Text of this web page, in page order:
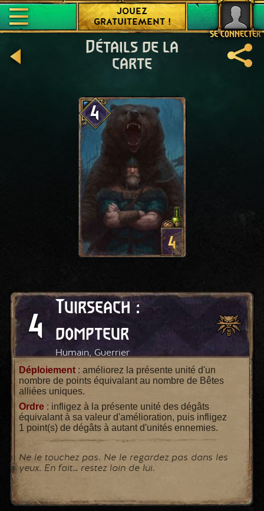
SE CONNECTER
JOUEZ
GRATUITEMENT !
Détails de la
carte
4
4
4
Tuirseach :
dompteur
Humain, Guerrier
Déploiement : améliorez la présente unité d'un
nombre de points équivalant au nombre de Bêtes
alliées uniques.
Ordre : infligez à la présente unité des dégâts
équivalant à sa valeur d'amélioration, puis infligez
1 point(s) de dégâts à autant d'unités ennemies.
Ne le touchez pas. Ne le regardez pas dans les
yeux. En fait… restez loin de lui.